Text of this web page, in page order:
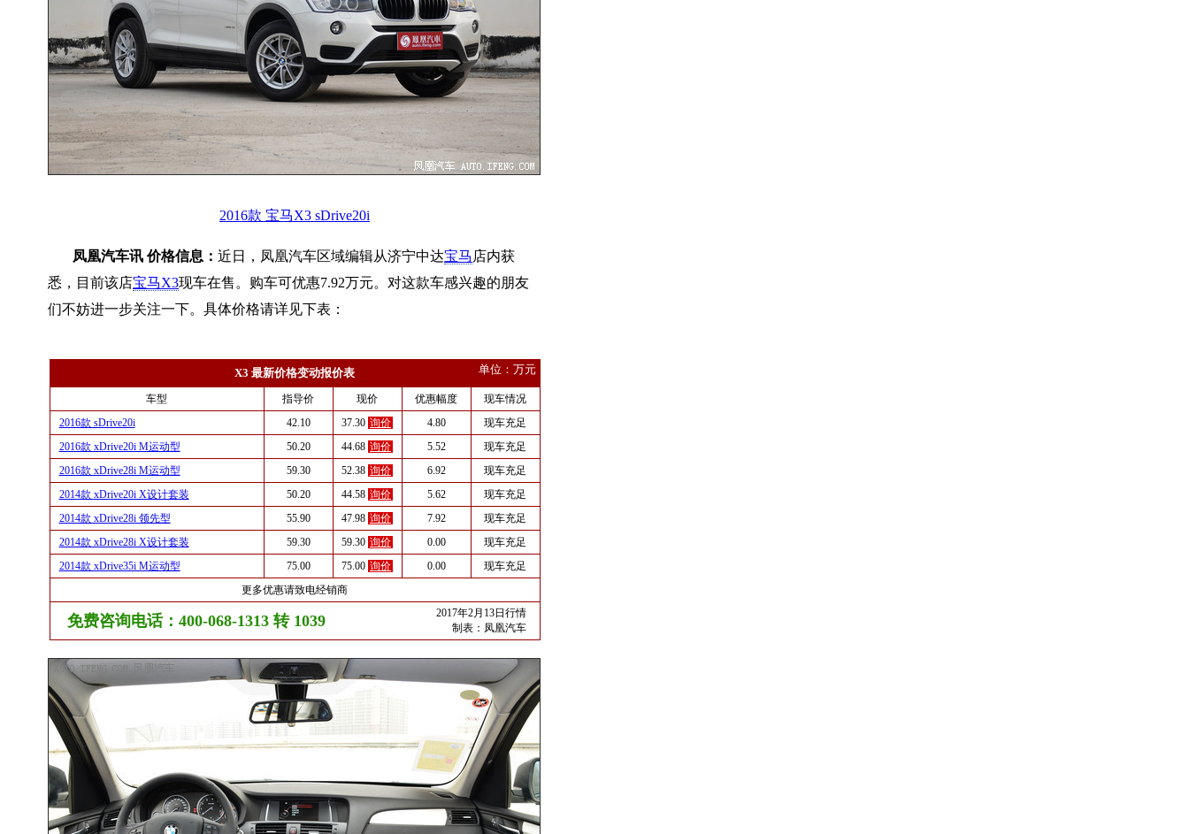
2016款 宝马X3 sDrive20i
凤凰汽车讯 价格信息： 近日，凤凰汽车区域编辑从济宁中达宝马 店内获
悉，目前该店宝马X3现车在售。购车可优惠7.92万元。对这款车感兴趣的朋友
们不妨进一步关注一下。具体价格请详见下表：
X3 最新价格变动报价表 单位：万元
车型 指导价 现价 优惠幅度
现车情况
2016款 sDrive20i
42.10 37.30 询价 4.80
现车充足
2016款 xDrive20i M运动型
50.20 44.68 询价 5.52
现车充足
2016款 xDrive28i M运动型
59.30 52.38 询价 6.92
现车充足
2014款 xDrive20i X设计套装
50.20 44.58 询价 5.62
现车充足
2014款 xDrive28i 领先型
55.90 47.98 询价 7.92
现车充足
2014款 xDrive28i X设计套装
59.30 59.30 询价 0.00
现车充足
2014款 xDrive35i M运动型
75.00 75.00 询价 0.00
现车充足
更多优惠请致电经销商
免费咨询电话：400-068-1313 转 1039
2017年2月13日行情
制表： 凤凰汽车